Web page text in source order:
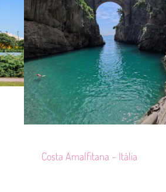
Costa Amalfitana – Itália